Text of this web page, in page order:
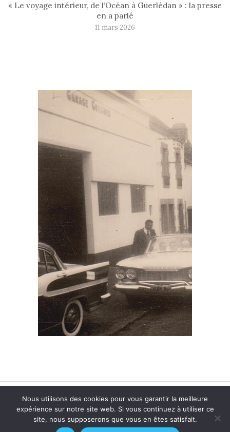
« Le voyage intérieur, de l’Océan à Guerlédan » : la presse
en a parlé
11 mars 2026
© 2026Biographies de Bretagne| Réalisé parOffpix
Communication |
Mentions légales
SARL SCIC CHRYSALIDE - siret n° 443 903 562 00041
Nous utilisons des cookies pour vous garantir la meilleure
expérience sur notre site web. Si vous continuez à utiliser ce
site, nous supposerons que vous en êtes satisfait.